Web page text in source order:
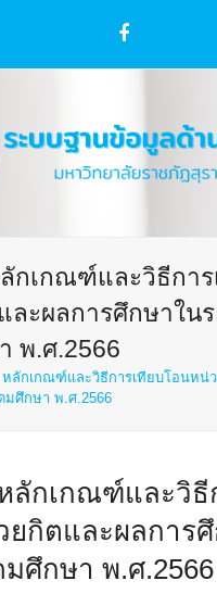
Facebook
กเกณฑ์และวิธีการ
ละผลการศึกษาใน
พ.ศ.2566
หลักเกณฑ์และวิธีการเทียบโอนหน่
มศึกษา พ.ศ.2566
ลักเกณฑ์และวิธี
ยกิตและผลการ
ศึกษา พ.ศ.2566